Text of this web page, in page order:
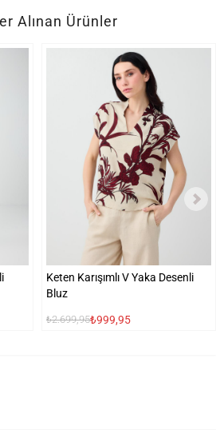
Alınan Ürünler
Keten Karışımlı V Yaka Desenli
Bluz
₺2.699,95₺999,95